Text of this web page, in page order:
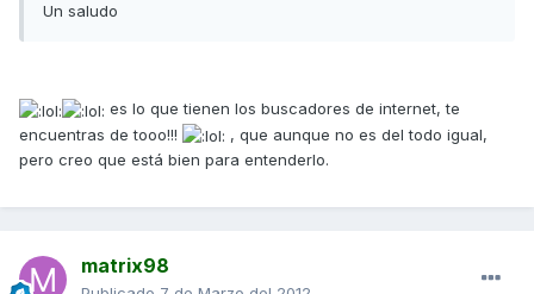
Un saludo
es lo que tienen los buscadores de internet, te
encuentras de tooo!!!
, que aunque no es del todo igual,
pero creo que está bien para entenderlo.
matrix98